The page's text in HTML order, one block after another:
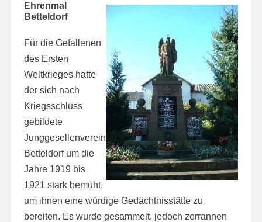
Ehrenmal
Betteldorf
Für die Gefallenen
des Ersten
Weltkrieges hatte
der sich nach
Kriegsschluss
gebildete
Junggesellenverein
Betteldorf um die
Jahre 1919 bis
1921 stark bemüht,
um ihnen eine würdige Gedächtnisstätte zu
bereiten. Es wurde gesammelt, jedoch zerrannen